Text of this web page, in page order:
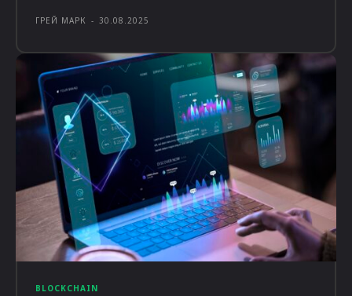
ГРЕЙ МАРК - 30.08.2025
BLOCKCHAIN